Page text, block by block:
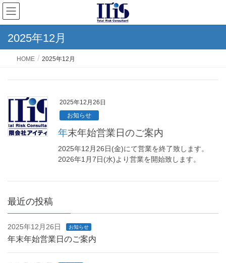
2025年12月
HOME 2025年12月
2025年12月26日
お知らせ
年末年始営業日のご案内
2025年12月26日(金)にて営業を終了致します。
2026年1月7日(水)より営業を開始致します。
最近の投稿
2025年12月26日 お知らせ
年末年始営業日のご案内